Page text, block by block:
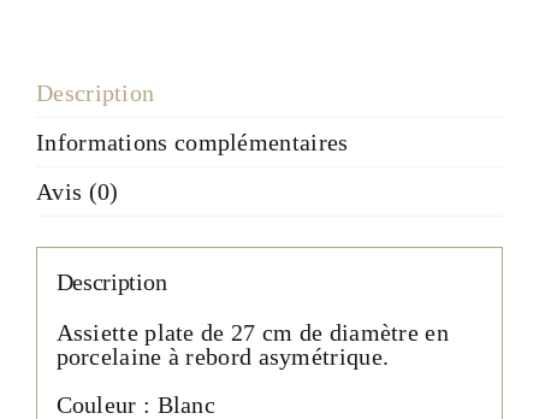
Description
Informations complémentaires
Avis (0)
Description
Assiette plate de 27 cm de diamètre en
porcelaine à rebord asymétrique.
Couleur : Blanc